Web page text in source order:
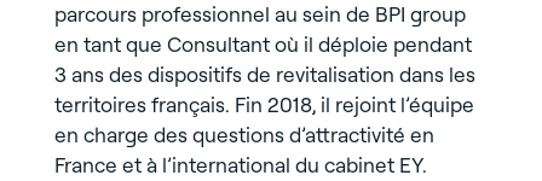
parcours professionnel au sein de BPI group
en tant que Consultant où il déploie pendant
3 ans des dispositifs de revitalisation dans les
territoires français. Fin 2018, il rejoint l’équipe
en charge des questions d’attractivité en
France et à l’international du cabinet EY.